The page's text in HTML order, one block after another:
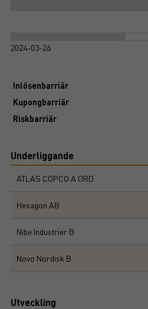
2024-03-26
Inlösenbarriär
Kupongbarriär
Riskbarriär
Underliggande
ATLAS COPCO A ORD
Hexagon AB
Nibe Industrier B
Novo Nordisk B
Utveckling